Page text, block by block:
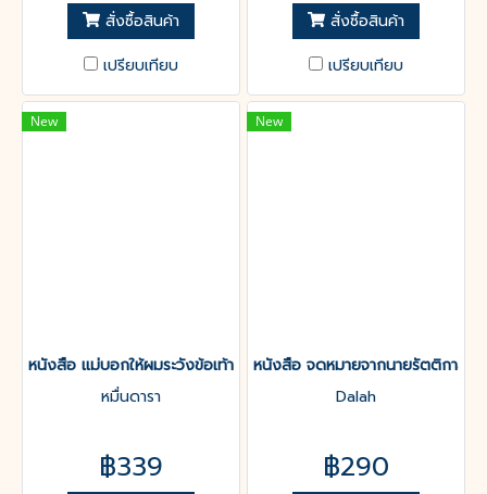
สั่งซื้อสินค้า
เปรียบเทียบ
สั่งซื้อสินค้า
เปรียบเทียบ
New
หนังสือ แม่บอกให้ผมระวังข้อเท้า
หมื่นดารา
฿339
New
หนังสือ จดหมายจากนายรัตติกาล
Dalah
฿290